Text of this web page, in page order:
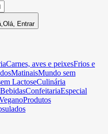
Olá, Entrar
Carnes, aves e peixesFrios e
MatinaisMundo sem
LactoseCulinária
BebidasConfeitariaEspecial
Produtos